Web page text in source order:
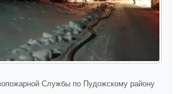
Службы по Пудожскому району